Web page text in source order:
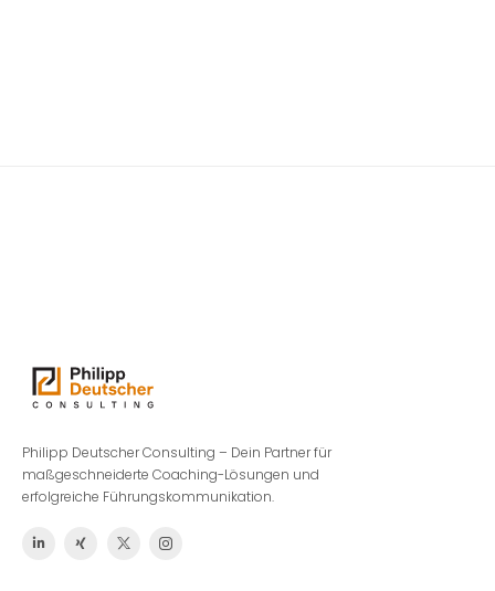
Philipp Deutscher Consulting – Dein Partner für
maßgeschneiderte Coaching-Lösungen und
erfolgreiche Führungskommunikation.